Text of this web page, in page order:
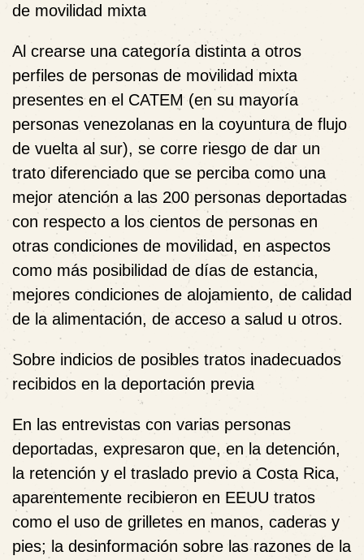
de movilidad mixta
Al crearse una categoría distinta a otros
perfiles de personas de movilidad mixta
presentes en el CATEM (en su mayoría
personas venezolanas en la coyuntura de flujo
de vuelta al sur), se corre riesgo de dar un
trato diferenciado que se perciba como una
mejor atención a las 200 personas deportadas
con respecto a los cientos de personas en
otras condiciones de movilidad, en aspectos
como más posibilidad de días de estancia,
mejores condiciones de alojamiento, de calidad
de la alimentación, de acceso a salud u otros.
Sobre indicios de posibles tratos inadecuados
recibidos en la deportación previa
En las entrevistas con varias personas
deportadas, expresaron que, en la detención,
la retención y el traslado previo a Costa Rica,
aparentemente recibieron en EEUU tratos
como el uso de grilletes en manos, caderas y
pies; la desinformación sobre las razones de la